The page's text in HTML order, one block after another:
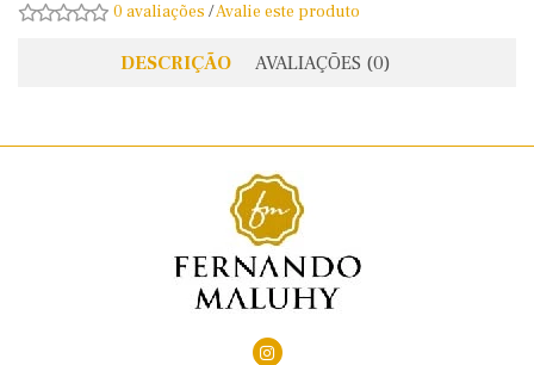
0 avaliações /Avalie este produto
DESCRIÇÃO AVALIAÇÕES (0)